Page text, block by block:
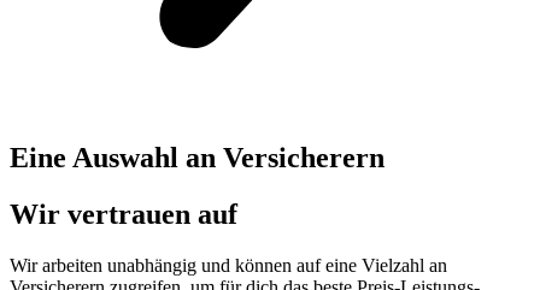
Eine Auswahl an Versicherern
Wir vertrauen auf
Wir arbeiten unabhängig und können auf eine Vielzahl an